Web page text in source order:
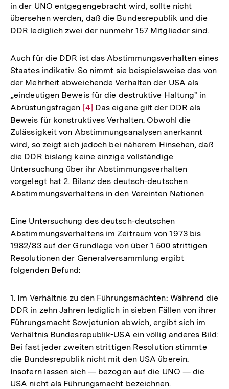
in der UNO entgegengebracht wird, sollte nicht
übersehen werden, daß die Bundesrepublik und die
DDR lediglich zwei der nunmehr 157 Mitglieder sind.
Auch für die DDR ist das Abstimmungsverhalten eines
Staates indikativ. So nimmt sie beispielsweise das von
der Mehrheit abweichende Verhalten der USA als
„eindeutigen Beweis für die destruktive Haltung" in
Abrüstungsfragen Zur
Auflösung
der
Fußnote
[4] Das eigene gilt der DDR als
Beweis für konstruktives Verhalten. Obwohl die
Zulässigkeit von Abstimmungsanalysen anerkannt
wird, so zeigt sich jedoch bei näherem Hinsehen, daß
die DDR bislang keine einzige vollständige
Untersuchung über ihr Abstimmungsverhalten
vorgelegt hat 2. Bilanz des deutsch-deutschen
Abstimmungsverhaltens in den Vereinten Nationen
Eine Untersuchung des deutsch-deutschen
Abstimmungsverhaltens im Zeitraum von 1973 bis
1982/83 auf der Grundlage von über 1 500 strittigen
Resolutionen der Generalversammlung ergibt
folgenden Befund:
1. Im Verhältnis zu den Führungsmächten: Während die
DDR in zehn Jahren lediglich in sieben Fällen von ihrer
Führungsmacht Sowjetunion abwich, ergibt sich im
Verhältnis Bundesrepublik-USA ein völlig anderes Bild:
Bei fast jeder zweiten strittigen Resolution stimmte
die Bundesrepublik nicht mit den USA überein.
Insofern lassen sich — bezogen auf die UNO — die
USA nicht als Führungsmacht bezeichnen.